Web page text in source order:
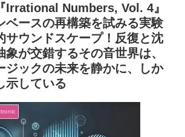
Irrational Numbers, Vol. 4』
ベースの再構築を試みる実験
サウンドスケープ！反復と沈
象が交錯するその音世界は、
ジックの未来を静かに、しか
示している